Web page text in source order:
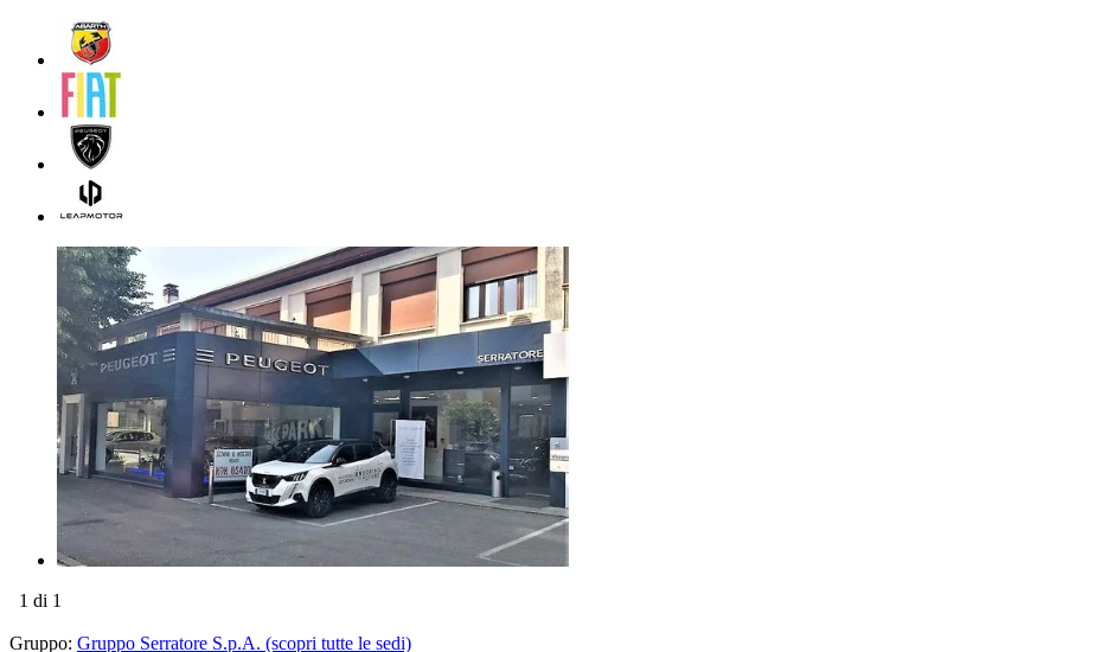
1 di 1
Gruppo: Gruppo Serratore S.p.A. (scopri tutte le sedi)